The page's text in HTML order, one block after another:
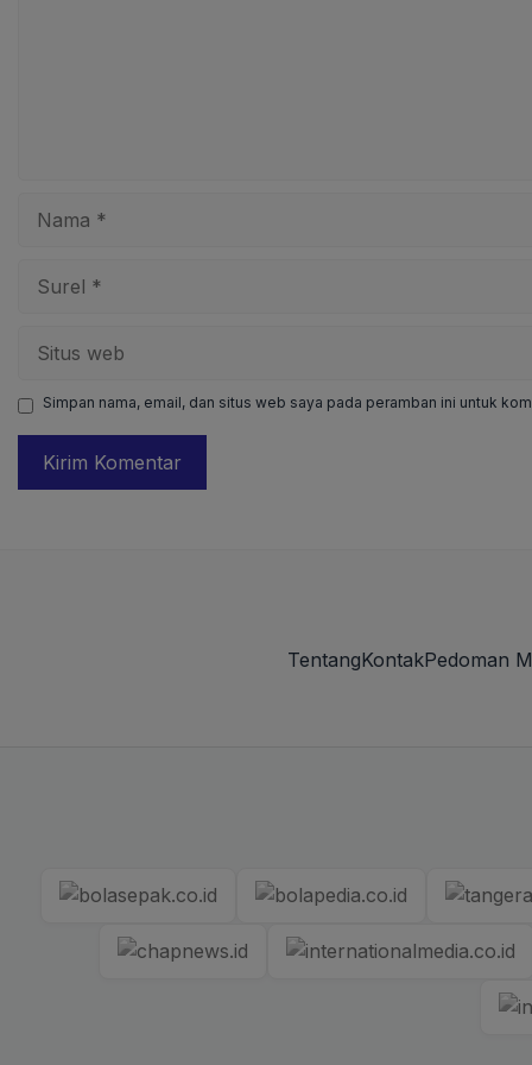
web
Simpan nama, email, dan situs web saya pada peramban ini untuk
TentangKontakPedoman